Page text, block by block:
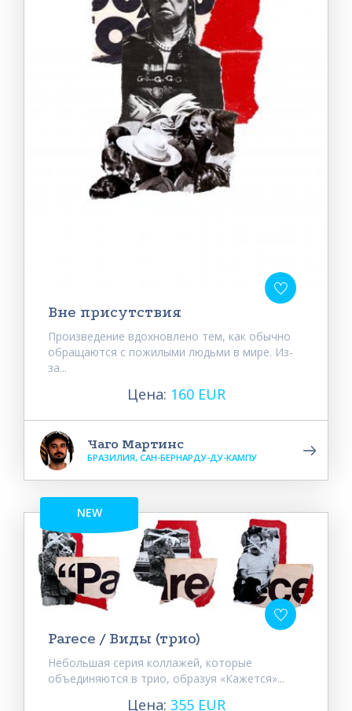
Вне присутствия
Произведение вдохновлено тем, как обычно
обращаются с пожилыми людьми в мире. Из-
за...
Цена: 160 EUR
Чаго Мартинс
БРАЗИЛИЯ, САН-БЕРНАРДУ-ДУ-КАМПУ
NEW
Parece / Виды (трио)
Небольшая серия коллажей, которые
объединяются в трио, образуя «Кажется»...
Цена: 355 EUR